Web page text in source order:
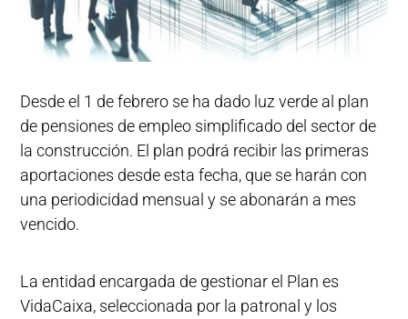
Desde el 1 de febrero se ha dado luz verde al plan
de pensiones de empleo simplificado del sector de
la construcción. El plan podrá recibir las primeras
aportaciones desde esta fecha, que se harán con
una periodicidad mensual y se abonarán a mes
vencido.
La entidad encargada de gestionar el Plan es
VidaCaixa, seleccionada por la patronal y los